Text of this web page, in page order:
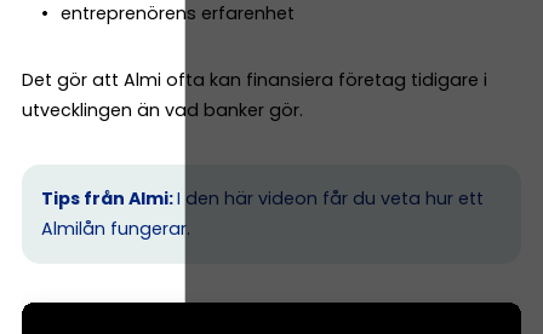
entreprenörens erfarenhet
Det gör att Almi ofta kan finansiera företag tidigare i
utvecklingen än vad banker gör.
Tips från Almi:I den här videon får du veta hur ett
Almilån fungerar.